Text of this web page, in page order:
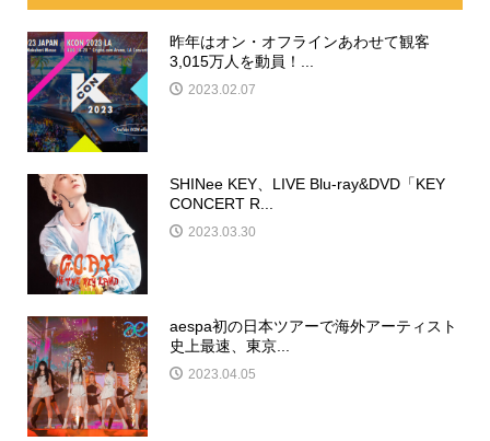
昨年はオン・オフラインあわせて観客
3,015万人を動員！...
2023.02.07
SHINee KEY、LIVE Blu-ray&DVD「KEY
CONCERT R...
2023.03.30
aespa初の日本ツアーで海外アーティスト
史上最速、東京...
2023.04.05